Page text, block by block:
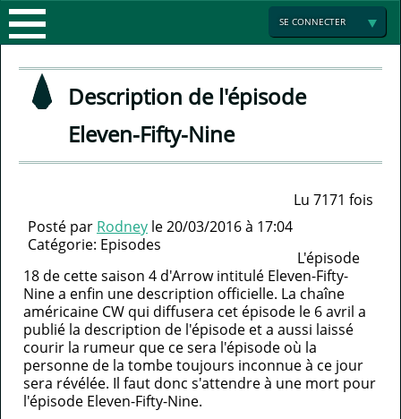
SE CONNECTER
ACTUALITÉS
LES
SAISONS
SAISON
2
SÉRIE
ACTEURS
LA
LISTE
GALERIE
PHOTO
MINI
JEUX
ARROW
FRANCE
FORUM
PARTENAIRES
EQUIPE
Description de l'épisode
Eleven-Fifty-Nine
Lu 7171 fois
Posté par Rodney le 20/03/2016 à 17:04
Catégorie: Episodes
L'épisode
18 de cette saison 4 d'Arrow intitulé Eleven-Fifty-
Nine a enfin une description officielle. La chaîne
américaine CW qui diffusera cet épisode le 6 avril a
publié la description de l'épisode et a aussi laissé
courir la rumeur que ce sera l'épisode où la
personne de la tombe toujours inconnue à ce jour
sera révélée. Il faut donc s'attendre à une mort pour
l'épisode Eleven-Fifty-Nine.